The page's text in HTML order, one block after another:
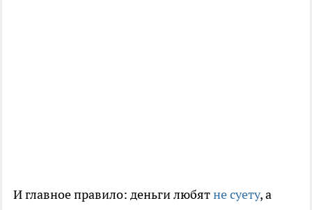
И главное правило: деньги любятне суету, а